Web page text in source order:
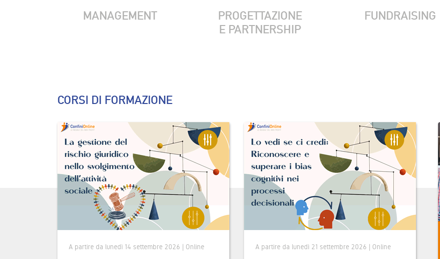
MANAGEMENT
PROGETTAZIONE
E PARTNERSHIP
FUNDRAISING
CORSI DI FORMAZIONE
A partire da lunedì 14 settembre 2026 | Online A partire da lunedì 21 settembre 2026 | Online